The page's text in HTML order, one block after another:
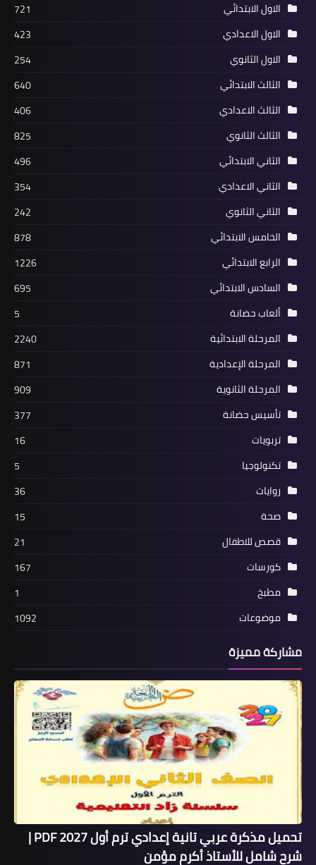
الاول الابتدائي
721
الاول الاعدادي
423
الاول الثانوي
254
الثالث الابتدائي
640
الثالث الاعدادي
406
الثالث الثانوي
825
الثاني الابتدائي
496
الثاني الاعدادي
354
الثاني الثانوي
242
الخامس الابتدائي
878
الرابع الابتدائي
1226
السادس الابتدائي
695
ألعاب حضانة
5
المرحلة الابتدائية
2240
المرحلة الإعدادية
871
المرحلة الثانوية
909
تأسيس حضانة
377
تربويات
16
تكنولوجيا
5
روايات
36
صحة
15
قصص للاطفال
21
كورسات
167
مطبخ
1
موضوعات
1092
مشاركة مميزة
تحميل مذكرة عربي تانية إعدادي ترم أول 2027 PDF |
شرح شامل للأستاذ أكرم مؤمن